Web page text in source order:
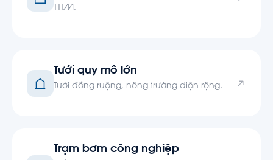
TTTM.
Tưới quy mô lớn
Tưới đồng ruộng, nông trường diện rộng.
Trạm bơm công nghiệp